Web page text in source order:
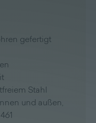
gefertigt
Stahl
und außen,